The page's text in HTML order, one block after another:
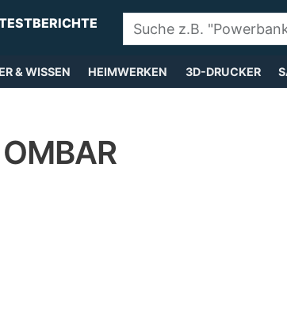
& WISSEN HEIMWERKEN 3D-DRUCKER